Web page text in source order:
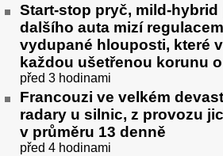
Start-stop pryč, mild-hybrid
dalšího auta mizí
vydupané hlouposti, které
každou ušetřenou korunu
před 3 hodinami
Francouzi ve velkém
radary u silnic, z provozu
v průměru 13 denně
před 4 hodinami